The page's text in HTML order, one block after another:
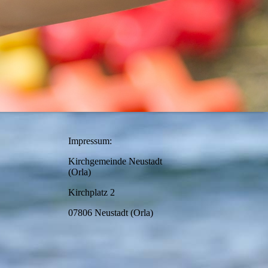
Impressum:
Kirchgemeinde Neustadt
(Orla)
Kirchplatz 2
07806 Neustadt (Orla)